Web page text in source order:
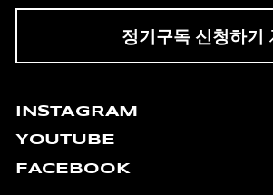
정기구독 신청하기
INSTAGRAM
YOUTUBE
FACEBOOK